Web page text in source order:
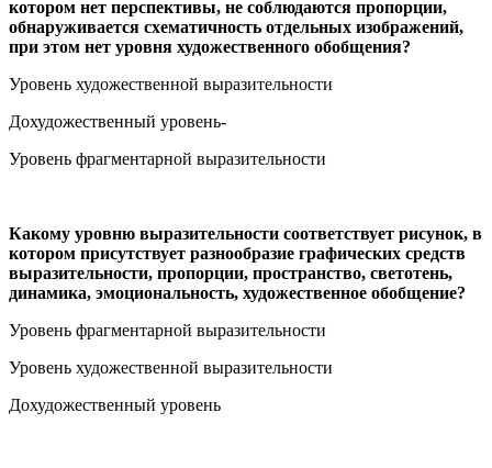
котором нет перспективы, не соблюдаются пропорции,
обнаруживается схематичность отдельных изображений,
при этом нет уровня художественного обобщения?
Уровень художественной выразительности
Дохудожественный уровень-
Уровень фрагментарной выразительности
Какому уровню выразительности соответствует рисунок, в
котором присутствует разнообразие графических средств
выразительности, пропорции, пространство, светотень,
динамика, эмоциональность, художественное обобщение?
Уровень фрагментарной выразительности
Уровень художественной выразительности
Дохудожественный уровень